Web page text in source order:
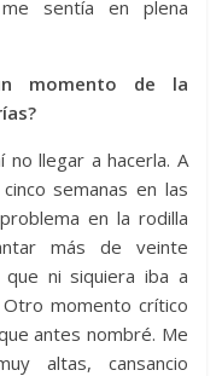
sentía en plena
momento de la
llegar a hacerla. A
semanas en las
en la rodilla
más de veinte
ni siquiera iba a
momento crítico
antes nombré. Me
altas, cansancio